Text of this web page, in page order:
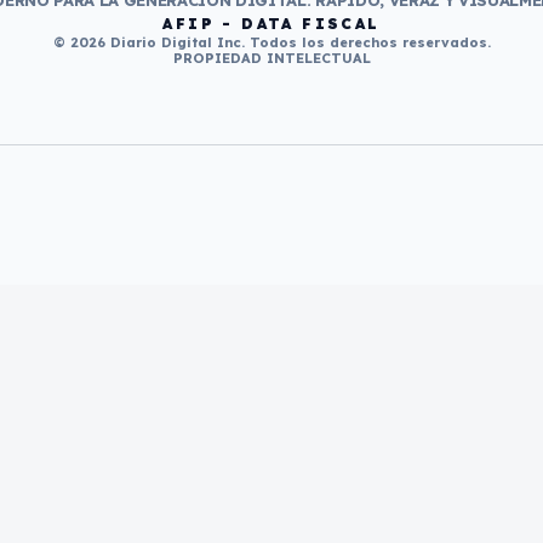
AFIP - DATA FISCAL
© 2026 Diario Digital Inc. Todos los derechos reservados.
PROPIEDAD INTELECTUAL